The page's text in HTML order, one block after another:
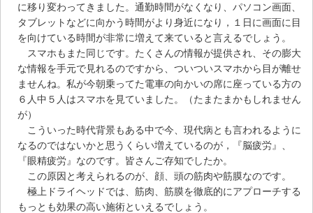
に移り変わってきました。通勤時間がなくなり、パソコン画面、
タブレットなどに向かう時間がより身近になり，１日に画面に目
を向けている時間が非常に増えて来ていると言えるでしょう。
スマホもまた同じです。たくさんの情報が提供され、その膨大
な情報を手元で見れるのですから、ついついスマホから目が離せ
ませんね。私が今朝乗ってた電車の向かいの席に座っている方の
６人中５人はスマホを見ていました。（たまたまかもしれません
が）
こういった時代背景もある中で今、現代病とも言われるように
なるのではないかと思うくらい増えているのが，『脳疲労』、
『眼精疲労』なのです。皆さんご存知でしたか。
この原因と考えられるのが、顔、頭の筋肉や筋膜なのです。
極上ドライヘッドでは、筋肉、筋膜を徹底的にアプローチする
もっとも効果の高い施術といえるでしょう。